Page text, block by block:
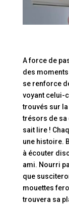
A force de
des
se renforce
voyant celui-
trouvés sur
trésors de sa
sait lire !
une histoire.
à écouter
ami. Nourri
que
mouettes
trouvera sa